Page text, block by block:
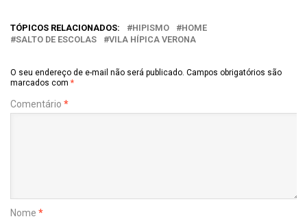
TÓPICOS RELACIONADOS: HIPISMO
HOME
SALTO DE ESCOLAS
VILA HÍPICA VERONA
O seu endereço de e-mail não será publicado. Campos obrigatórios são
marcados com *
Comentário *
Nome *